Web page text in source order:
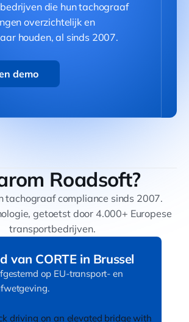
die hun tachograaf
overzichtelijk en
houden, al sinds 2007.
demo
Roadsoft?
tachograaf compliance sinds 2007.
getoetst door 4.000+ Europese
transportbedrijven.
van CORTE in Brussel
op EU-transport- en